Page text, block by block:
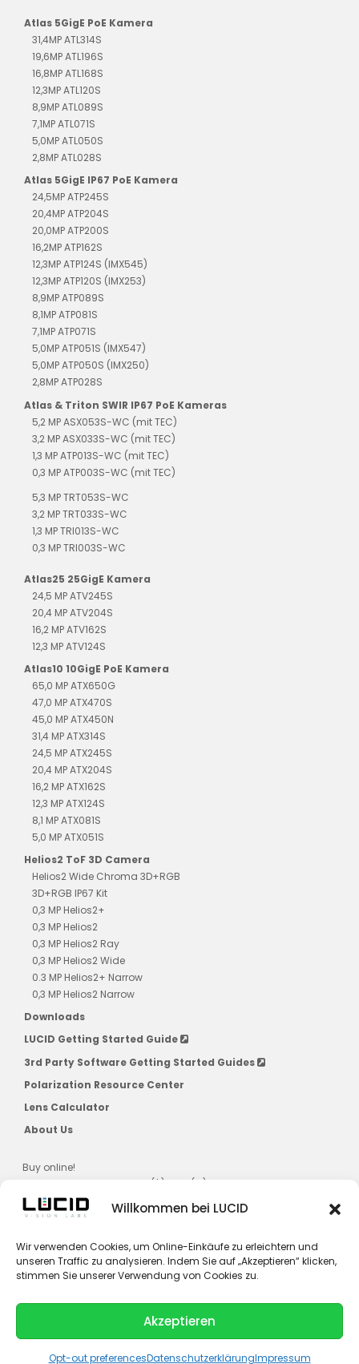
Willkommen bei LUCID
Wir verwenden Cookies, um Online-Einkäufe zu erleichtern und
unseren Traffic zu analysieren. Indem Sie auf „Akzeptieren“ klicken,
stimmen Sie unserer Verwendung von Cookies zu.
Akzeptieren
Opt-out preferencesDatenschutzerklärungImpressum
Atlas 5GigE PoE Kamera
31,4MP ATL314S
19,6MP ATL196S
16,8MP ATL168S
12,3MP ATL120S
8,9MP ATL089S
7,1MP ATL071S
5,0MP ATL050S
2,8MP ATL028S
Atlas 5GigE IP67 PoE Kamera
24,5MP ATP245S
20,4MP ATP204S
20,0MP ATP200S
16,2MP ATP162S
12,3MP ATP124S (IMX545)
12,3MP ATP120S (IMX253)
8,9MP ATP089S
8,1MP ATP081S
7,1MP ATP071S
5,0MP ATP051S (IMX547)
5,0MP ATP050S (IMX250)
2,8MP ATP028S
Atlas & Triton SWIR IP67 PoE Kameras
5,2 MP ASX053S-WC (mit TEC)
3,2 MP ASX033S-WC (mit TEC)
1,3 MP ATP013S-WC (mit TEC)
0,3 MP ATP003S-WC (mit TEC)
5,3 MP TRT053S-WC
3,2 MP TRT033S-WC
1,3 MP TRI013S-WC
0,3 MP TRI003S-WC
Atlas25 25GigE Kamera
24,5 MP ATV245S
20,4 MP ATV204S
16,2 MP ATV162S
12,3 MP ATV124S
Atlas10 10GigE PoE Kamera
65,0 MP ATX650G
47,0 MP ATX470S
45,0 MP ATX450N
31,4 MP ATX314S
24,5 MP ATX245S
20,4 MP ATX204S
16,2 MP ATX162S
12,3 MP ATX124S
8,1 MP ATX081S
5,0 MP ATX051S
Helios2 ToF 3D Camera
Helios2 Wide Chroma 3D+RGB
3D+RGB IP67 Kit
0,3 MP Helios2+
0,3 MP Helios2
0,3 MP Helios2 Ray
0,3 MP Helios2 Wide
0.3 MP Helios2+ Narrow
0,3 MP Helios2 Narrow
Downloads
LUCID Getting Started Guide
3rd Party Software Getting Started Guides
Polarization Resource Center
Lens Calculator
About Us
Buy online!
US, CAD, AU, JPN, NZ, SG, KR ($) & EU (€)
Kontakt zu Lucid Vision Labs
i
o